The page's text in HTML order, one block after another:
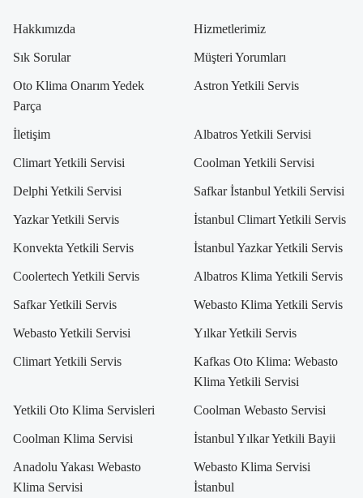
Hakkımızda Hizmetlerimiz
Sık Sorular Müşteri Yorumları
Oto Klima Onarım Yedek
Parça
Astron Yetkili Servis
İletişim Albatros Yetkili Servisi
Climart Yetkili Servisi Coolman Yetkili Servisi
Delphi Yetkili Servisi Safkar İstanbul Yetkili Servisi
Yazkar Yetkili Servis İstanbul Climart Yetkili Servis
Konvekta Yetkili Servis İstanbul Yazkar Yetkili Servis
Coolertech Yetkili Servis Albatros Klima Yetkili Servis
Safkar Yetkili Servis Webasto Klima Yetkili Servis
Webasto Yetkili Servisi Yılkar Yetkili Servis
Climart Yetkili Servis
Kafkas Oto Klima: Webasto
Klima Yetkili Servisi
Yetkili Oto Klima Servisleri Coolman Webasto Servisi
Coolman Klima Servisi İstanbul Yılkar Yetkili Bayii
Anadolu Yakası Webasto
Klima Servisi
Webasto Klima Servisi
İstanbul